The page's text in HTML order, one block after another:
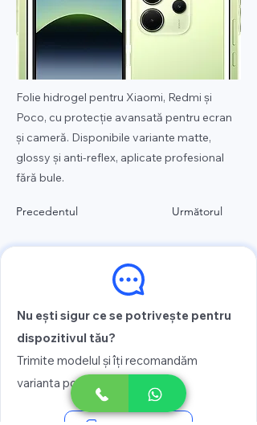
Folie hidrogel pentru Xiaomi, Redmi și
Poco, cu protecție avansată pentru ecran
și cameră. Disponibile variante matte,
glossy și anti-reflex, aplicate profesional
fără bule.
Precedentul Următorul
Nu ești sigur ce se potrivește pentru
dispozitivul tău?
Trimite modelul și îți recomandăm
varianta potrivită